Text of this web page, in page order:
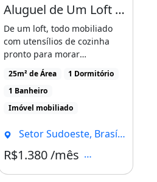
Aluguel de Um Loft Todo Mobiliado
De um loft, todo mobiliado
com utensílios de cozinha
pronto para morar
condomínio com garagem
coberta [...]
25m² de Área
1 Dormitório
1 Banheiro
Imóvel mobiliado
Setor Sudoeste, Brasília - DF
R$1.380 /mês Condomínio